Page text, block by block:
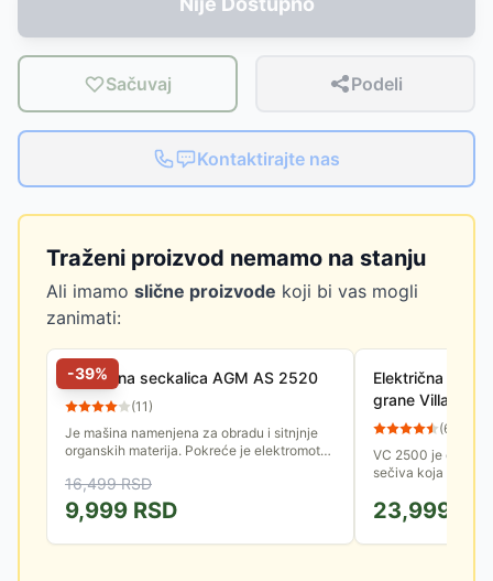
Sačuvaj Podeli
Kontaktirajte nas
Traženi proizvod nemamo na stanju
Ali imamo slične proizvode koji bi vas mogli
zanimati:
-39%
Električna seckalica AGM AS 2520
(11)
Je mašina namenjena za obradu i sitnjnje
organskih materija. Pokreće je elektromotor
16,499RSD
9,999 RSD
Električna
grane Villager
(65
VC 2500 je
sečiva koja seku
pogodna za
23,999